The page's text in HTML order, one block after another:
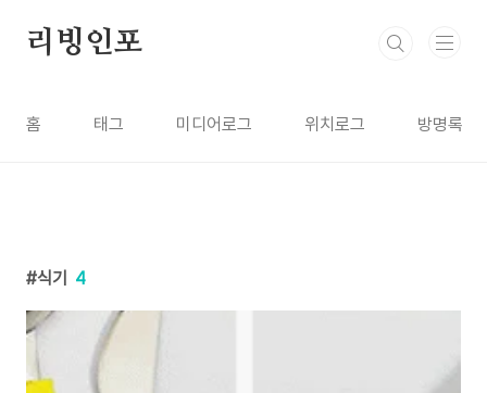
리빙인포
홈 태그 미디어로그 위치로그 방명록
식기 4